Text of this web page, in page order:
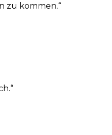
zu kommen.“